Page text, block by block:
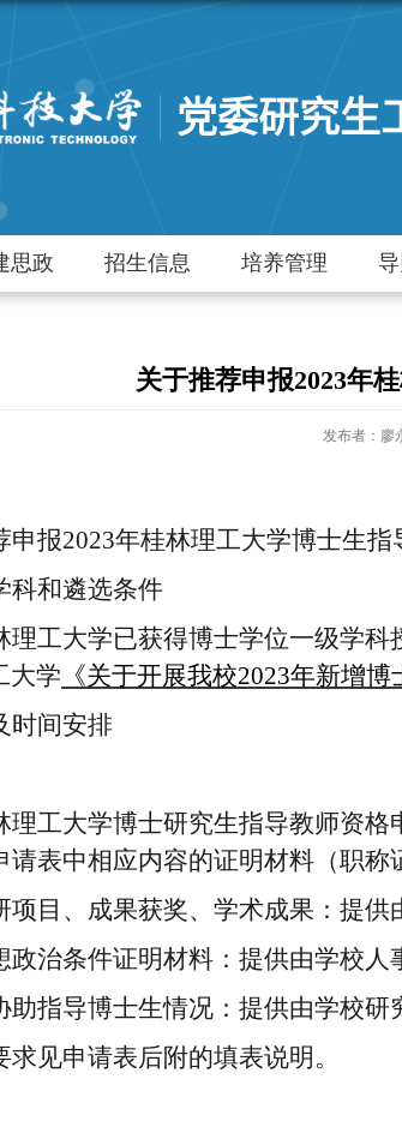
党委研究生
思政 招生信息 培养管理
关于推荐申报2023年
发布者：廖
申报2023年桂林理工大学博士生指
科和遴选条件
理工大学已获得博士学位一级学
大学 《关于开展我校2023年新增博
时间安排
理工大学博士研究生指导教师资格
请表中相应内容的证明材料（职
项目、成果获奖、学术成果：提供
政治条件证明材料：提供由学校人
助指导博士生情况：提供由学校研
见申请表后附的填表说明。